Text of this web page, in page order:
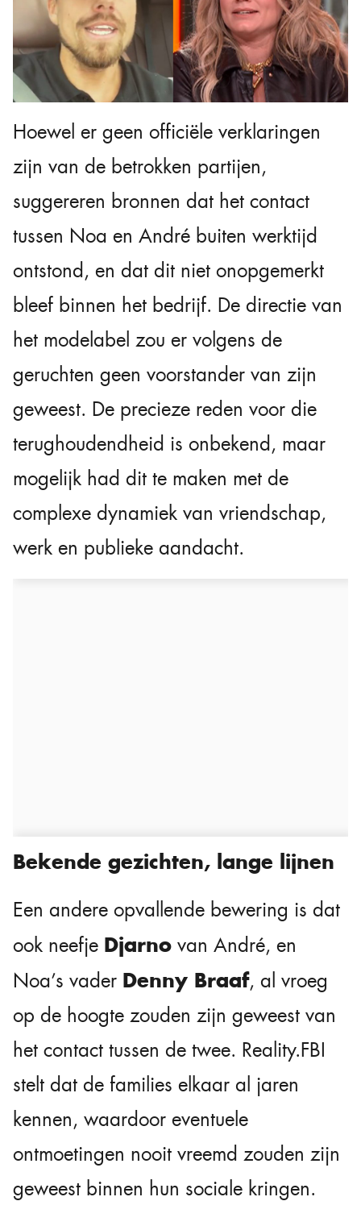
Hoewel er geen officiële verklaringen
zijn van de betrokken partijen,
suggereren bronnen dat het contact
tussen Noa en André buiten werktijd
ontstond, en dat dit niet onopgemerkt
bleef binnen het bedrijf. De directie van
het modelabel zou er volgens de
geruchten geen voorstander van zijn
geweest. De precieze reden voor die
terughoudendheid is onbekend, maar
mogelijk had dit te maken met de
complexe dynamiek van vriendschap,
werk en publieke aandacht.
Bekende gezichten, lange lijnen
Een andere opvallende bewering is dat
ook neefje Djarno van André, en
Noa’s vader Denny Braaf, al vroeg
op de hoogte zouden zijn geweest van
het contact tussen de twee. Reality.FBI
stelt dat de families elkaar al jaren
kennen, waardoor eventuele
ontmoetingen nooit vreemd zouden zijn
geweest binnen hun sociale kringen.